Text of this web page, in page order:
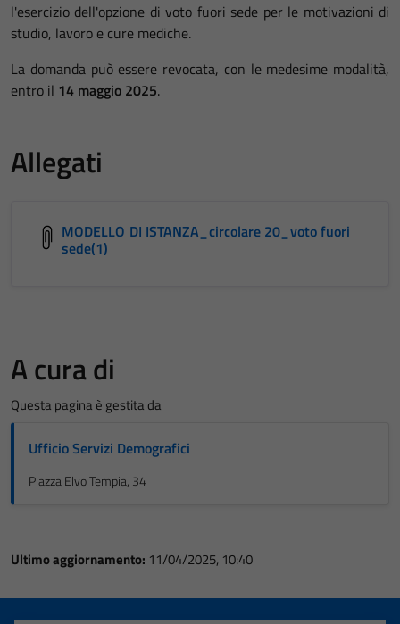
l'esercizio dell'opzione di voto fuori sede per le motivazioni di
studio, lavoro e cure mediche.
La domanda può essere revocata, con le medesime modalità,
entro il 14 maggio 2025.
Allegati
MODELLO DI ISTANZA_circolare 20_voto fuori
sede(1)
A cura di
Questa pagina è gestita da
Ufficio Servizi Demografici
Piazza Elvo Tempia, 34
Ultimo aggiornamento: 11/04/2025, 10:40